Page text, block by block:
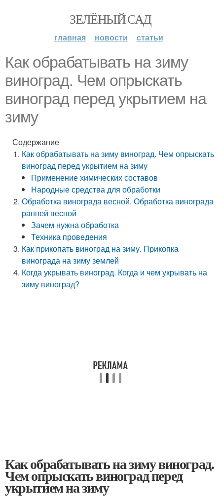
ЗЕЛЁНЫЙ САД
главная новости статьи
Как обрабатывать на зиму
виноград. Чем опрыскать
виноград перед укрытием на
зиму
Содержание
Как обрабатывать на зиму виноград. Чем опрыскать
виноград перед укрытием на зиму
Применение химических составов
Народные средства для обработки
Обработка винограда весной. Обработка винограда
ранней весной
Зачем нужна обработка
Техника проведения
Как прикопать виноград на зиму. Прикопка
винограда на зиму землей
Когда укрывать виноград. Когда и чем укрывать на
зиму виноград?
Как обрабатывать на зиму виноград.
Чем опрыскать виноград перед
укрытием на зиму